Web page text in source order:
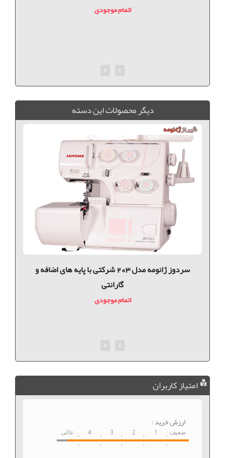
اتمام موجودی
ديگر محصولات اين دسته
سردوز ژانومه مدل 203 شرکتی با پایه های اضافه و
گارانتی
اتمام موجودی
امتیاز کاربران
ارزش خرید :
ضعیف 1
2
3
4 عالی